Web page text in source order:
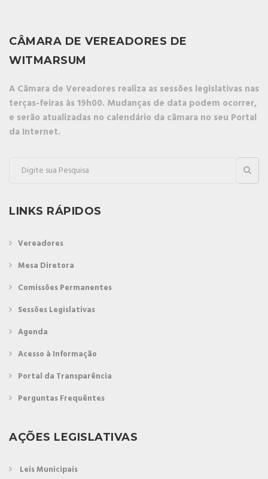
CÂMARA DE VEREADORES DE
WITMARSUM
A Câmara de Vereadores realiza as sessões legislativas nas
terças-feiras às 19h00. Mudanças de data podem ocorrer,
e serão atualizadas no calendário da câmara no seu Portal
da Internet.
LINKS RÁPIDOS
Vereadores
Mesa Diretora
Comissões Permanentes
Sessões Legislativas
Agenda
Acesso à Informação
Portal da Transparência
Perguntas Frequêntes
AÇÕES LEGISLATIVAS
Leis Municipais